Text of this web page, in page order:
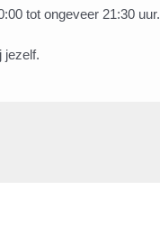
tot ongeveer 21:30 uur.
jezelf.